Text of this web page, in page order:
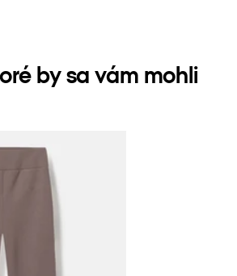
by sa vám mohli